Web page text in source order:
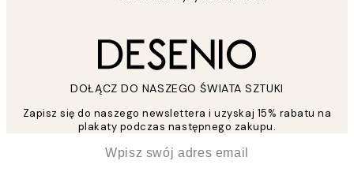
DOŁĄCZ DO NASZEGO ŚWIATA SZTUKI
Zapisz się do naszego newslettera i uzyskaj 15% rabatu na
plakaty podczas następnego zakupu.